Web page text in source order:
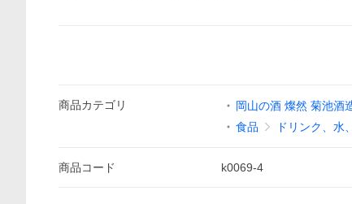
商品カテゴリ 岡山の酒 燦然 菊池酒
食品
ドリンク、水
商品コード k0069-4